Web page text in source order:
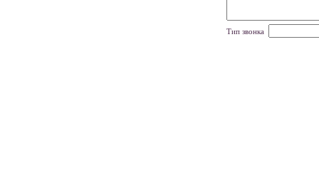
Тип звонка